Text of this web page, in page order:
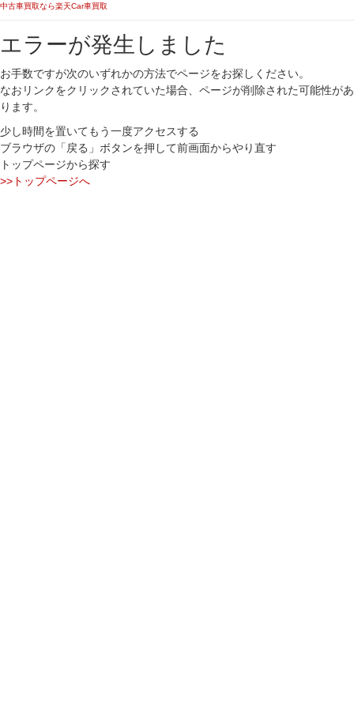
中古車買取なら楽天Car車買取
エラーが発生しました
お手数ですが次のいずれかの方法でページをお探しください。
なおリンクをクリックされていた場合、ページが削除された可能性があ
ります。
少し時間を置いてもう一度アクセスする
ブラウザの「戻る」ボタンを押して前画面からやり直す
トップページから探す
>>トップページへ